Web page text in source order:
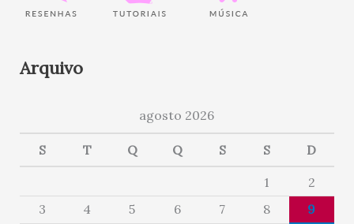
Arquivo
agosto 2026
S T Q Q S S D
1
2
3
4 5 6 7 8
9